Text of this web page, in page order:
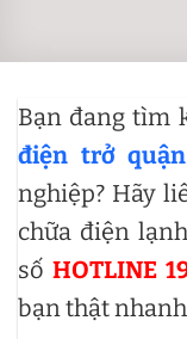
Bạn đang tìm
điện trở
nghiệp? Hãy
chữa điện
số HOTLINE
bạn thật